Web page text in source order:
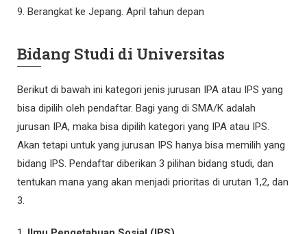
Berangkat ke Jepang. April tahun depan
Bidang Studi di Universitas
Berikut di bawah ini kategori jenis jurusan IPA atau IPS yang
bisa dipilih oleh pendaftar. Bagi yang di SMA/K adalah
jurusan IPA, maka bisa dipilih kategori yang IPA atau IPS.
Akan tetapi untuk yang jurusan IPS hanya bisa memilih yang
bidang IPS. Pendaftar diberikan 3 pilihan bidang studi, dan
tentukan mana yang akan menjadi prioritas di urutan 1,2, dan
3.